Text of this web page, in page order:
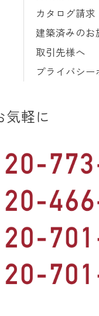
カタログ請求
建築済みのお
取引先様へ
プライバシー
気軽に